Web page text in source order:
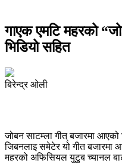
गाएक एमटि महरको
भिडियो सहित
बिरेन्द्र ओली
जोबन साटम्ला गीत् बजारमा
जिबनलाइ समेटेर यो गीत बजारमा
महरको अफिसियल युटुब च्यानल